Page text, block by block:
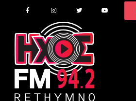
content